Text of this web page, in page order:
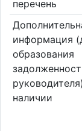
перечень
информация
образования
наличии